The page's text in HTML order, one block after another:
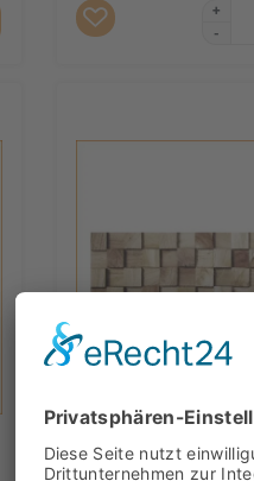
+
-
Holz-Verblender -